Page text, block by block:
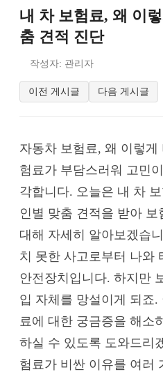
내 차 보험료, 왜 이
춤 견적 진단
작성자: 관리자
이전 게시글 다음 게시글
자동차 보험료, 왜 이렇게
험료가 부담스러워 고민
각합니다. 오늘은 내 차
인별 맞춤 견적을 받아
대해 자세히 알아보겠습
치 못한 사고로부터 나와
안전장치입니다. 하지만
입 자체를 망설이게 되죠.
료에 대한 궁금증을 해소
하실 수 있도록 도와드리
험료가 비싼 이유를 여러